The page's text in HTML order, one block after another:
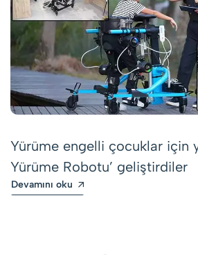
Yürüme engelli çocuklar için
Yürüme Robotu’ geliştirdiler
Devamını oku